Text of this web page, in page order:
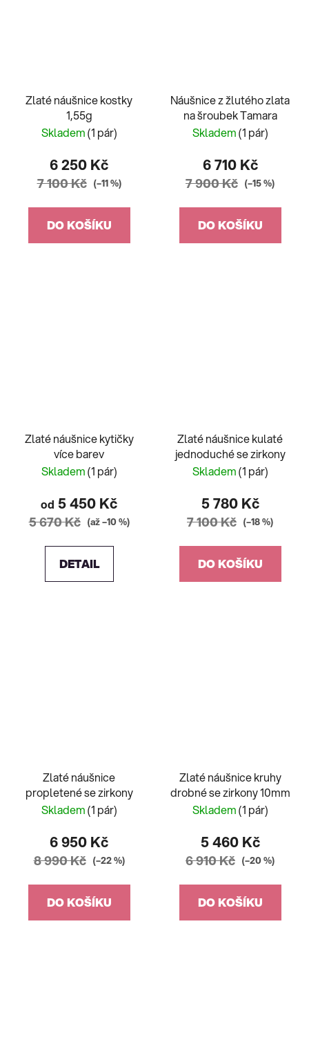
Zlaté náušnice kostky
1,55g
Skladem(1 pár)
6 250 Kč
7 100 Kč (–11 %)
DO KOŠÍKU
Náušnice z žlutého zlata
na šroubek Tamara
Skladem(1 pár)
6 710 Kč
7 900 Kč (–15 %)
DO KOŠÍKU
Zlaté náušnice kytičky
více barev
Skladem(1 pár)
od 5 450 Kč
5 670 Kč (až –10 %)
DETAIL
Zlaté náušnice kulaté
jednoduché se zirkony
Skladem(1 pár)
5 780 Kč
7 100 Kč (–18 %)
DO KOŠÍKU
Zlaté náušnice
propletené se zirkony
Skladem(1 pár)
6 950 Kč
8 990 Kč (–22 %)
DO KOŠÍKU
Zlaté náušnice kruhy
drobné se zirkony 10mm
Skladem(1 pár)
5 460 Kč
6 910 Kč (–20 %)
DO KOŠÍKU